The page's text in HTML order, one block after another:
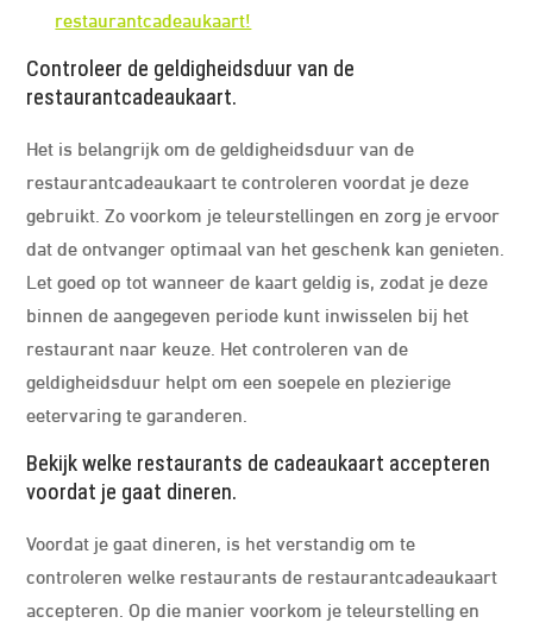
restaurantcadeaukaart!
Controleer de geldigheidsduur van de
restaurantcadeaukaart.
Het is belangrijk om de geldigheidsduur van de
restaurantcadeaukaart te controleren voordat je deze
gebruikt. Zo voorkom je teleurstellingen en zorg je ervoor
dat de ontvanger optimaal van het geschenk kan genieten.
Let goed op tot wanneer de kaart geldig is, zodat je deze
binnen de aangegeven periode kunt inwisselen bij het
restaurant naar keuze. Het controleren van de
geldigheidsduur helpt om een soepele en plezierige
eetervaring te garanderen.
Bekijk welke restaurants de cadeaukaart accepteren
voordat je gaat dineren.
Voordat je gaat dineren, is het verstandig om te
controleren welke restaurants de restaurantcadeaukaart
accepteren. Op die manier voorkom je teleurstelling en